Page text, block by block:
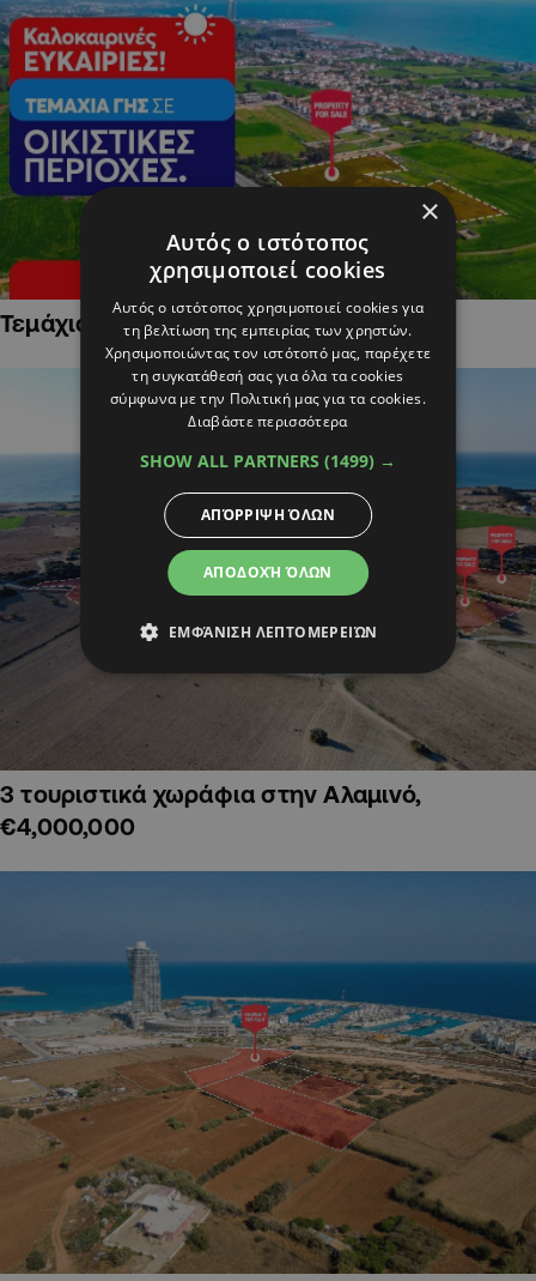
Τεμάχια Γης σε Οικιστικές Περιοχές
3 τουριστικά χωράφια στην Αλαμινό,
€4,000,000
×
Αυτός ο ιστότοπος
χρησιμοποιεί cookies
Αυτός ο ιστότοπος χρησιμοποιεί cookies για
τη βελτίωση της εμπειρίας των χρηστών.
Χρησιμοποιώντας τον ιστότοπό μας, παρέχετε
τη συγκατάθεσή σας για όλα τα cookies
σύμφωνα με την Πολιτική μας για τα cookies.
Διαβάστε περισσότερα
SHOW ALL PARTNERS (1499) →
ΑΠΟΔΟΧΉ ΌΛΩΝ
ΑΠΌΡΡΙΨΗ ΌΛΩΝ
ΕΜΦΆΝΙΣΗ ΛΕΠΤΟΜΕΡΕΙΏΝ